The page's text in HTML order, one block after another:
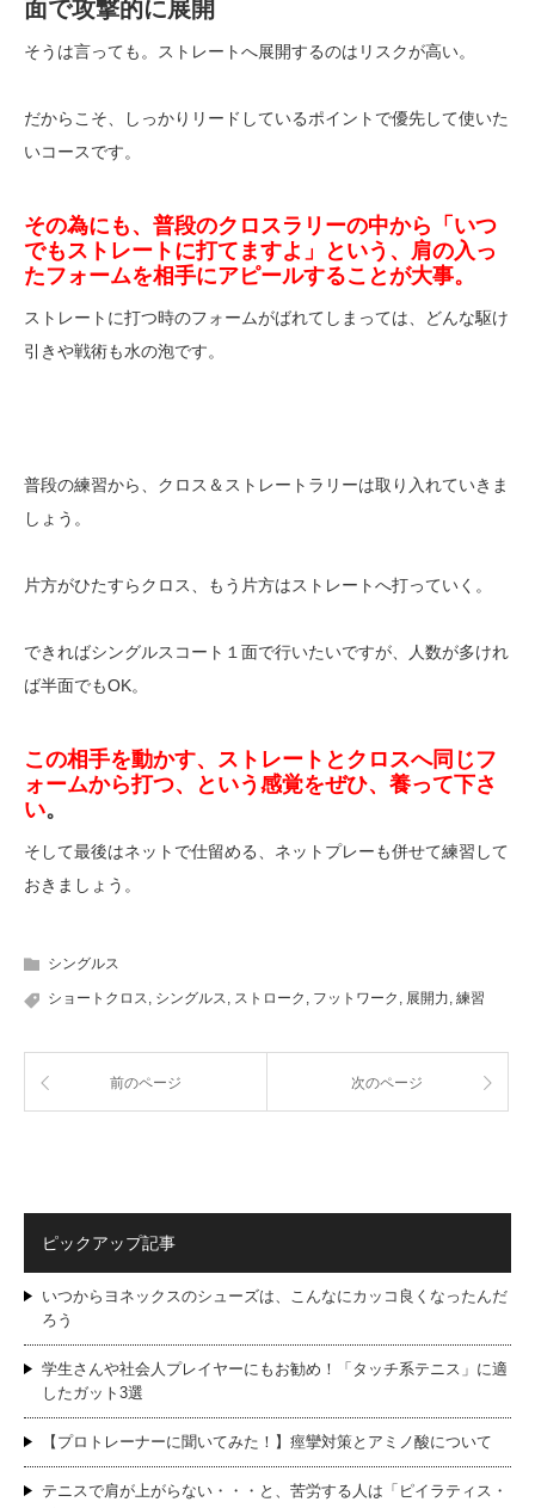
面で攻撃的に展開
そうは言っても。ストレートへ展開するのはリスクが高い。
だからこそ、しっかりリードしているポイントで優先して使いた
いコースです。
その為にも、普段のクロスラリーの中から「いつ
でもストレートに打てますよ」という、肩の入っ
たフォームを相手にアピールすることが大事。
ストレートに打つ時のフォームがばれてしまっては、どんな駆け
引きや戦術も水の泡です。
普段の練習から、クロス＆ストレートラリーは取り入れていきま
しょう。
片方がひたすらクロス、もう片方はストレートへ打っていく。
できればシングルスコート１面で行いたいですが、人数が多けれ
ば半面でもOK。
この相手を動かす、ストレートとクロスへ同じフ
ォームから打つ、という感覚をぜひ、養って下さ
い。
そして最後はネットで仕留める、ネットプレーも併せて練習して
おきましょう。
シングルス
ショートクロス, シングルス, ストローク , フットワーク , 展開力, 練習
前のページ 次のページ
ピックアップ記事
いつからヨネックスのシューズは、こんなにカッコ良くなったんだ
ろう
学生さんや社会人プレイヤーにもお勧め！「タッチ系テニス」に適
したガット3選
【プロトレーナーに聞いてみた！】痙攣対策とアミノ酸について
テニスで肩が上がらない・・・と、苦労する人は「ピイラティス・